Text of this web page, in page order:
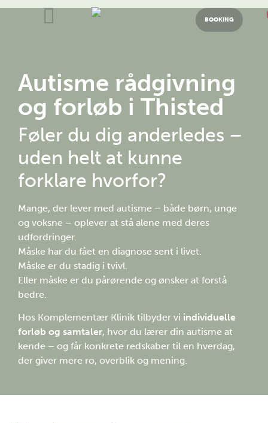
BOOKING
Autisme rådgivning
og forløb i Thisted
Føler du dig anderledes –
uden helt at kunne
forklare hvorfor?
Mange, der lever med autisme – både børn, unge
og voksne – oplever at stå alene med deres
udfordringer.
Måske har du fået en diagnose sent i livet.
Måske er du stadig i tvivl.
Eller måske er du pårørende og ønsker at forstå
bedre.
Hos Komplementær Klinik tilbyder vi individuelle
forløb og samtaler, hvor du lærer din autisme at
kende – og får konkrete redskaber til en hverdag,
der giver mere ro, overblik og mening.